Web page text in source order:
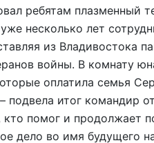
ребятам плазменный
несколько лет
из Владивостока
войны. В комнату
оплатила семья
подвела итог командир
кто помог и продолжает
дело во имя будущего